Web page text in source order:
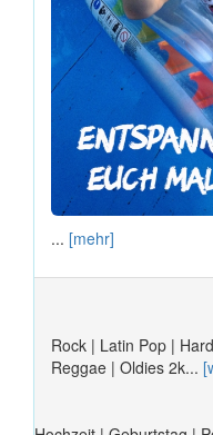
... [mehr]
Rock | Latin Pop |
Reggae | Oldies 2k...